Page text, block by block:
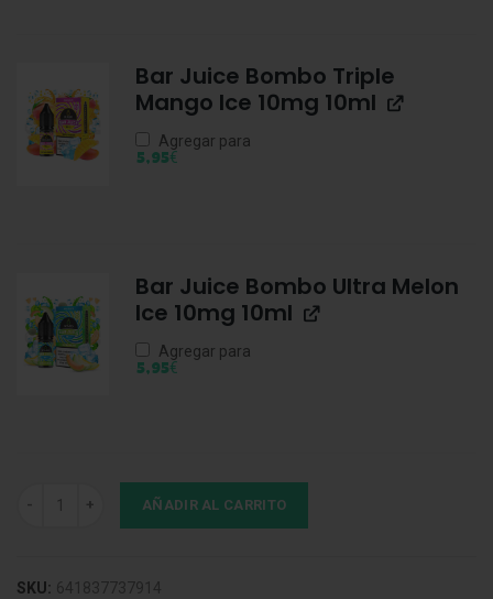
Bar Juice Bombo Triple
Mango Ice 10mg 10ml
Agregar para
5,95€
Bar Juice Bombo Ultra Melon
Ice 10mg 10ml
Agregar para
5,95€
Bar Juice Bombo Energy Drink Ice 10mg 10ml cantidad
AÑADIR AL CARRITO
SKU: 641837737914